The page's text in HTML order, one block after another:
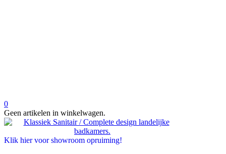
0
Geen artikelen in winkelwagen.
Klik hier voor showroom opruiming!